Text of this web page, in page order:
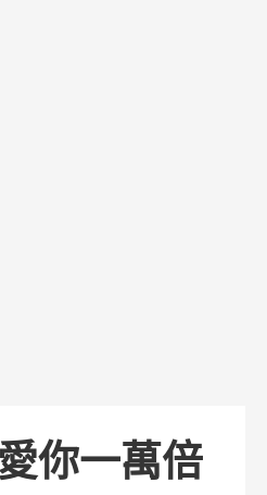
你一萬倍